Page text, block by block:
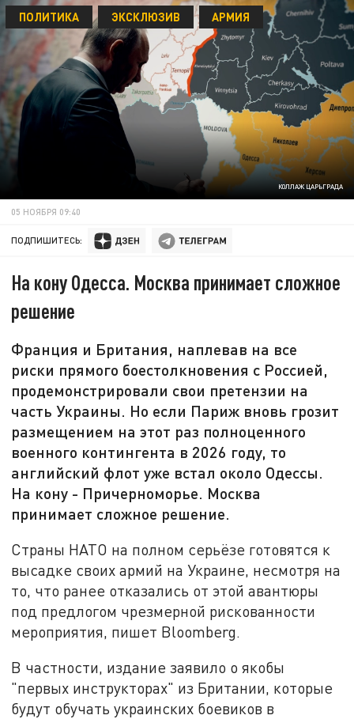
КОЛЛАЖ ЦАРЬГРАДА
ПОЛИТИКА ЭКСКЛЮЗИВ АРМИЯ
05 НОЯБРЯ 09:40
ПОДПИШИТЕСЬ:
На кону Одесса. Москва принимает сложное
решение
Франция и Британия, наплевав на все
риски прямого боестолкновения с Россией,
продемонстрировали свои претензии на
часть Украины. Но если Париж вновь грозит
размещением на этот раз полноценного
военного контингента в 2026 году, то
английский флот уже встал около Одессы.
На кону - Причерноморье. Москва
принимает сложное решение.
Страны НАТО на полном серьёзе готовятся к
высадке своих армий на Украине, несмотря на
то, что ранее отказались от этой авантюры
под предлогом чрезмерной рискованности
мероприятия, пишет Bloomberg.
В частности, издание заявило о якобы
"первых инструкторах" из Британии, которые
будут обучать украинских боевиков в